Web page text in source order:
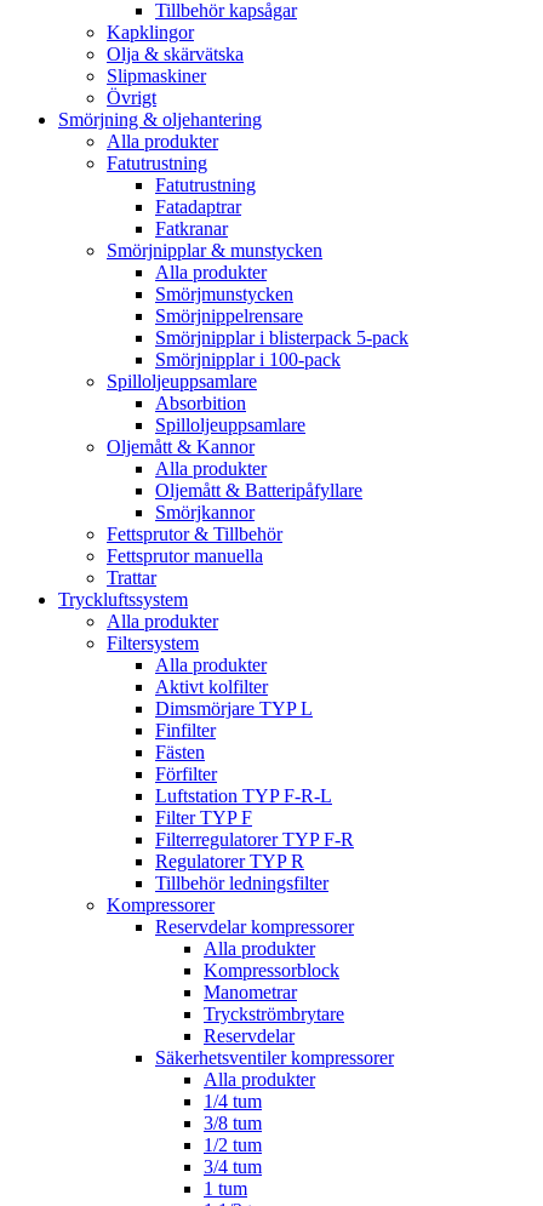
Tillbehör kapsågar
Kapklingor
Olja & skärvätska
Slipmaskiner
Övrigt
Smörjning & oljehantering
Alla produkter
Fatutrustning
Fatutrustning
Fatadaptrar
Fatkranar
Smörjnipplar & munstycken
Alla produkter
Smörjmunstycken
Smörjnippelrensare
Smörjnipplar i blisterpack 5-pack
Smörjnipplar i 100-pack
Spilloljeuppsamlare
Absorbition
Spilloljeuppsamlare
Oljemått & Kannor
Alla produkter
Oljemått & Batteripåfyllare
Smörjkannor
Fettsprutor & Tillbehör
Fettsprutor manuella
Trattar
Tryckluftssystem
Alla produkter
Filtersystem
Alla produkter
Aktivt kolfilter
Dimsmörjare TYP L
Finfilter
Fästen
Förfilter
Luftstation TYP F-R-L
Filter TYP F
Filterregulatorer TYP F-R
Regulatorer TYP R
Tillbehör ledningsfilter
Kompressorer
Reservdelar kompressorer
Alla produkter
Kompressorblock
Manometrar
Tryckströmbrytare
Reservdelar
Säkerhetsventiler kompressorer
Alla produkter
1/4 tum
3/8 tum
1/2 tum
3/4 tum
1 tum